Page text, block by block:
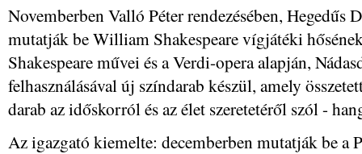
Novemberben Valló Péter rendezésében, Hegedűs
mutatják be William Shakespeare vígjátéki
Shakespeare művei és a Verdi-opera alapján,
felhasználásával új színdarab készül, amely
darab az időskorról és az élet szeretetéről szól -
Az igazgató kiemelte: decemberben mutatják be a